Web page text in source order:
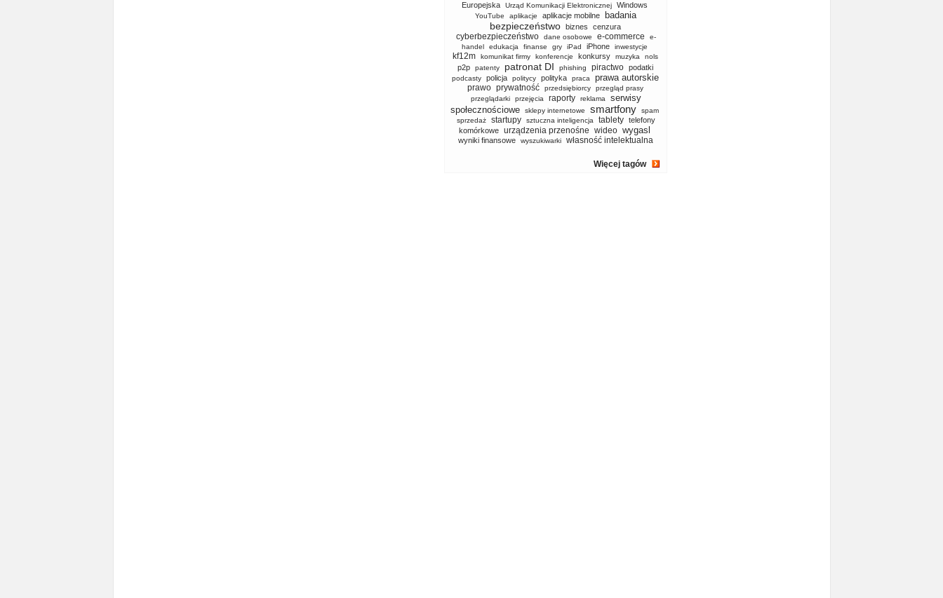
Europejska
Urząd Komunikacji Elektronicznej Windows
YouTube aplikacje aplikacje mobilne badania
bezpieczeństwo biznes cenzura
cyberbezpieczeństwo dane osobowe e-commerce
e-
handel
edukacja finanse gry iPad iPhone inwestycje
kf12m komunikat firmy konferencje konkursy muzyka nols
p2p patenty patronat DI phishing piractwo podatki
podcasty policja politycy polityka praca prawa autorskie
prawo prywatność przedsiębiorcy
przegląd prasy
przeglądarki
przejęcia raporty reklama
serwisy
społecznościowe
sklepy internetowe smartfony
spam
sprzedaż
startupy sztuczna inteligencja tablety telefony
komórkowe urządzenia przenośne wideo wygasl
wyniki finansowe wyszukiwarki własność intelektualna
Więcej tagów